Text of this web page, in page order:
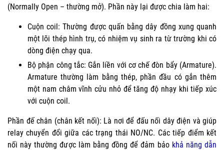
(Normally Open – thường mở). Phần này lại được chia làm hai:
Cuộn coil: Thường được quấn bằng dây đồng xung quanh
một lõi thép hình trụ, có nhiệm vụ sinh ra từ trường khi có
dòng điện chạy qua.
Bộ phận công tắc: Gắn liền với cơ chế đòn bẩy (Armature).
Armature thường làm bằng thép, phần đầu có gắn thêm
một nam châm vĩnh cửu nhỏ để tăng độ nhạy khi tiếp xúc
với cuộn coil.
Phần đế chân (chân kết nối): Là nơi để đấu nối dây điện và giúp
relay chuyển đổi giữa các trạng thái NO/NC. Các tiếp điểm kết
nối này thường được làm bằng đồng để đảm bảo khả năng dẫn